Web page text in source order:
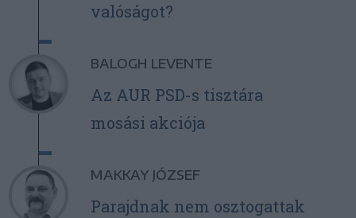
valóságot?
BALOGH LEVENTE
Az AUR PSD-s tisztára
mosási akciója
MAKKAY JÓZSEF
Parajdnak nem osztogattak